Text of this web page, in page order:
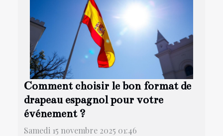
Comment choisir le bon format de
drapeau espagnol pour votre
événement ?
Samedi 15 novembre 2025 01:46